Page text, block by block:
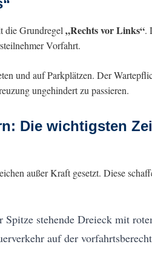
die Grundregel „Rechts vor Links“.
Vorfahrt.
und auf Parkplätzen. Der
ungehindert zu passieren.
Die wichtigsten
außer Kraft gesetzt. Diese
Spitze stehende Dreieck mit
auf der